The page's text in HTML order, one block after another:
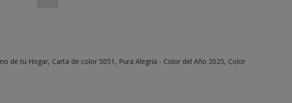
de tu Hogar, Carta de color 5051, Pura Alegría - Color del Año 2025, Color